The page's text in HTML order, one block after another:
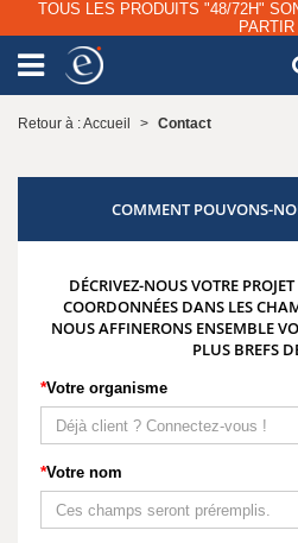
TOUS LES PRODUITS "48/72H"
PARTIR
Retour à : Accueil > Contact
COMMENT POUVONS-
DÉCRIVEZ-NOUS VOTRE
COORDONNÉES DANS LES
NOUS AFFINERONS ENSEMBLE
PLUS BREFS
Votre organisme
Votre nom